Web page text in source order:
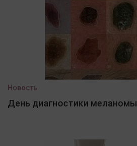
Новость
День диагностики меланомы